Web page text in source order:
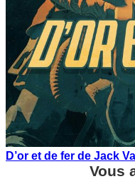
D’or et de fer de Jack
Vous